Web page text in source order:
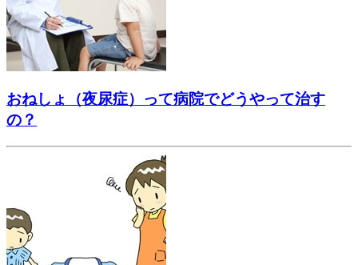
おねしょ（夜尿症）って病院でどうやって治す
の？